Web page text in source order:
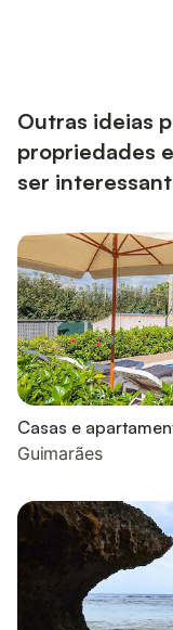
Outras ideias
propriedades
ser
Casas e
Guimarães